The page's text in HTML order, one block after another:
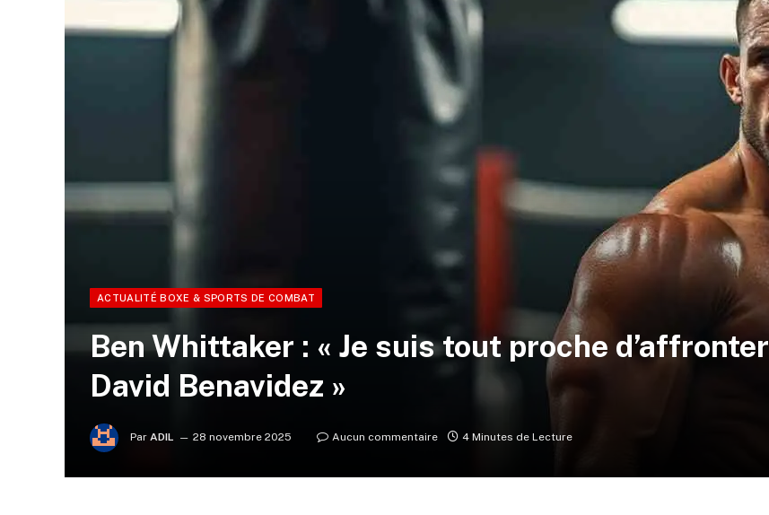
ACTUALITÉ BOXE & SPORTS DE COMBAT
Ben Whittaker : « Je suis tout proche d’affronter
David Benavidez »
Par ADIL 28 novembre 2025 Aucun commentaire 4 Minutes de Lecture